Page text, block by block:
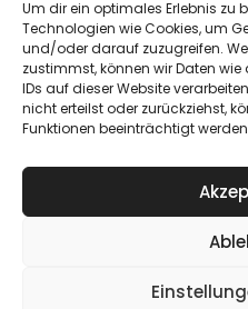
Um dir ein optimales Erlebnis zu
Technologien wie Cookies, um
und/oder darauf zuzugreifen.
zustimmst, können wir Daten
IDs auf dieser Website
nicht erteilst oder zurückziehst,
Funktionen beeinträchtigt
Telefon: 0172 183 42 42
E-Mail:info@solarbaum-
solarbaum-technik.de
Copyright © 2026